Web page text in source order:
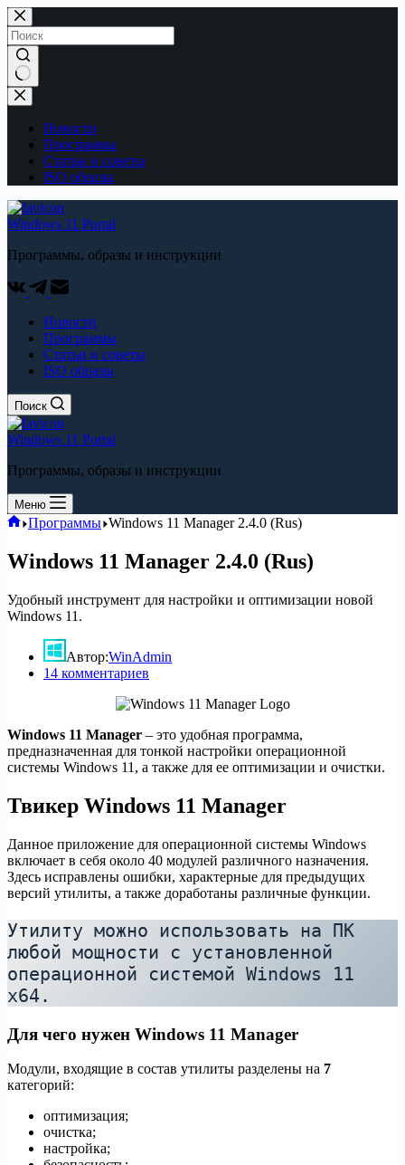
Перейти
к
содержимому
No
results
Новости
Программы
Статьи и советы
ISO образы
Windows 11 Portal
Программы, образы и инструкции
Новости
Программы
Статьи и советы
ISO образы
Поиск
Windows 11 Portal
Программы, образы и инструкции
Меню
Главная
Программы Windows 11 Manager 2.4.0 (Rus)
Windows 11 Manager 2.4.0 (Rus)
Удобный инструмент для настройки и оптимизации новой
Windows 11.
Автор:WinAdmin
14 комментариев
Windows 11 Manager – это удобная программа,
предназначенная для тонкой настройки операционной
системы Windows 11, а также для ее оптимизации и очистки.
Твикер Windows 11 Manager
Данное приложение для операционной системы Windows
включает в себя около 40 модулей различного назначения.
Здесь исправлены ошибки, характерные для предыдущих
версий утилиты, а также доработаны различные функции.
Утилиту можно использовать на ПК
любой мощности с установленной
операционной системой Windows 11
x64.
Для чего нужен Windows 11 Manager
Модули, входящие в состав утилиты разделены на 7
категорий:
оптимизация;
очистка;
настройка;